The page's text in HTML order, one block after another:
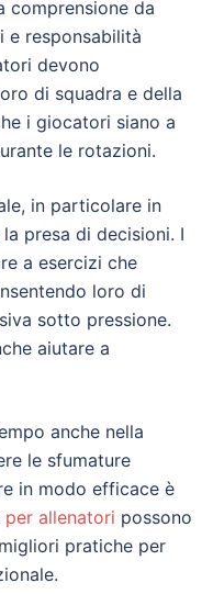
comprensione da
responsabilità
devono
di squadra e della
i giocatori siano a
le rotazioni.
in particolare in
presa di decisioni. I
a esercizi che
loro di
sotto pressione.
aiutare a
anche nella
le sfumature
in modo efficace è
per allenatori possono
pratiche per